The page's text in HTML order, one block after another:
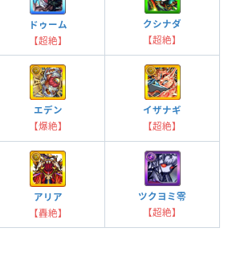
ドゥーム
【超絶】
クシナダ
【超絶】
エデン
【爆絶】
イザナギ
【超絶】
アリア
【轟絶】
ツクヨミ零
【超絶】